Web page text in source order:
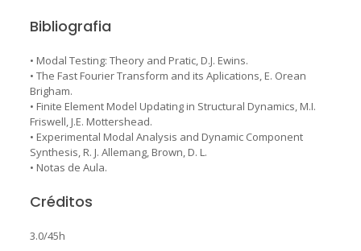
Bibliografia
• Modal Testing: Theory and Pratic, D.J. Ewins.
• The Fast Fourier Transform and its Aplications, E. Orean
Brigham.
• Finite Element Model Updating in Structural Dynamics, M.I.
Friswell, J.E. Mottershead.
• Experimental Modal Analysis and Dynamic Component
Synthesis, R. J. Allemang, Brown, D. L.
• Notas de Aula.
Créditos
3.0/45h